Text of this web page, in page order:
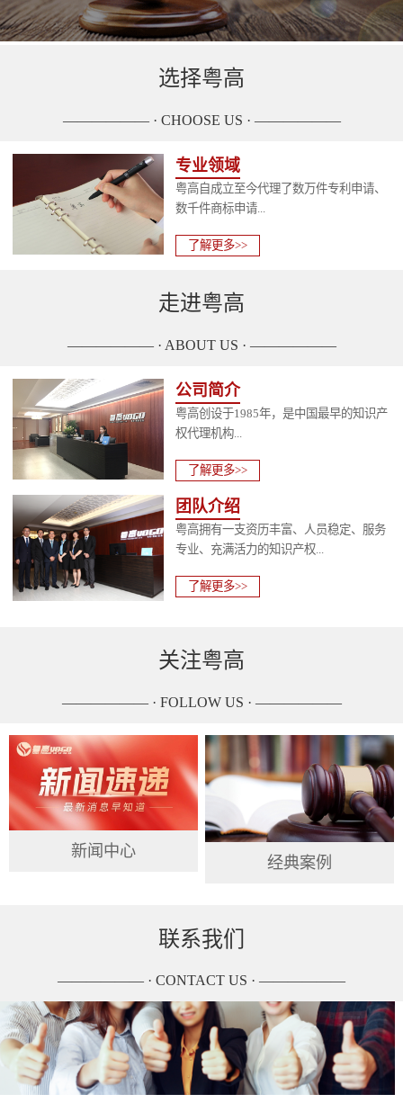
选择粤高
—————— · CHOOSE US · ——————
专业领域
粤高自成立至今代理了数万件专利申请、
数千件商标申请...
了解更多>>
走进粤高
—————— · ABOUT US · ——————
公司简介
粤高创设于1985年，是中国最早的知识产
权代理机构...
了解更多>>
团队介绍
粤高拥有一支资历丰富、人员稳定、服务
专业、充满活力的知识产权...
了解更多>>
关注粤高
—————— · FOLLOW US · ——————
新闻中心
经典案例
联系我们
—————— · CONTACT US · ——————